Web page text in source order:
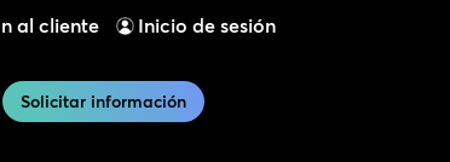
al cliente Inicio de sesión
Solicitar información